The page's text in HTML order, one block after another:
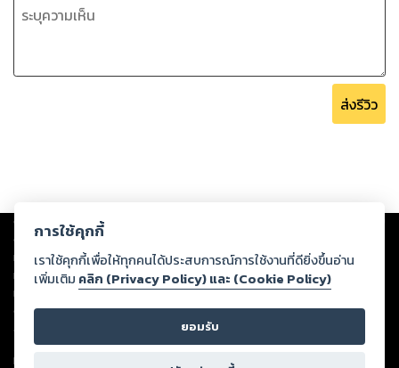
“บริษัทเขากำลังจะล้มละลาย”
ลูกสาวเพื่อนก็ยังโสด อีกทั้งการแต่งงานครอบครัวหรรษรักษ์ก็จะ
ได้ไม่ต้องเสียเปรียบที่ต้องใช้หนี้ให้กับทางครอบครัวคณาภิรมย์
และต้องช่วยฟื้นฟูธุรกิจอสังหาริมทรัพย์ของฝั่งโน้นด้วย
“ถ้าเราเป็นฝ่ายอยู่ในสถานการณ์แบบนั้นบ้างล่ะ”
“ให้มันถึงวันนั้นก่อนครับ แน่นอนว่าผมไม่ให้พ่อยัดเยียดผมให้
ส่งรีวิว
Copyright © 2026
ต่อผลงานหรือเนื้อหาใดที่อัปโหลดผ่านเว็บไซต์และปรากฏว่าละเมิดสิทธิใน
ทรัพย์สินทางปัญญาของบุคคลอื่นหรือขัดต่อกฎหมายและศีลธรรม ดังนั้น ผู้อ่าน
ทุกท่านโปรดใช้วิจารณญาณในการกลั่นกรองด้วยตนเอง และหากท่านพบว่าส่วน
หนึ่งส่วนใดขัดต่อกฎหมายและศีลธรรม กรุณาแจ้งมายังบริษัท เพื่อทีมงานจะได้
ดำเนินการในทันที ทั้งนี้ ทางสตอรี่ล็อกขอสงวนลิขสิทธิ์ตามพระราชบัญญัติ
ลิขสิทธิ์ พ.ศ. 2537 (ฉบับล่าสุด)
For support: member@ookbee.com
การใช้คุกกี้
เราใช้คุกกี้เพื่อให้ทุกคนได้ประสบการณ์การใช้งานที่ดียิ่งขึ้นอ่าน
เพิ่มเติม คลิก (Privacy Policy) และ (Cookie Policy)
ยอมรับ